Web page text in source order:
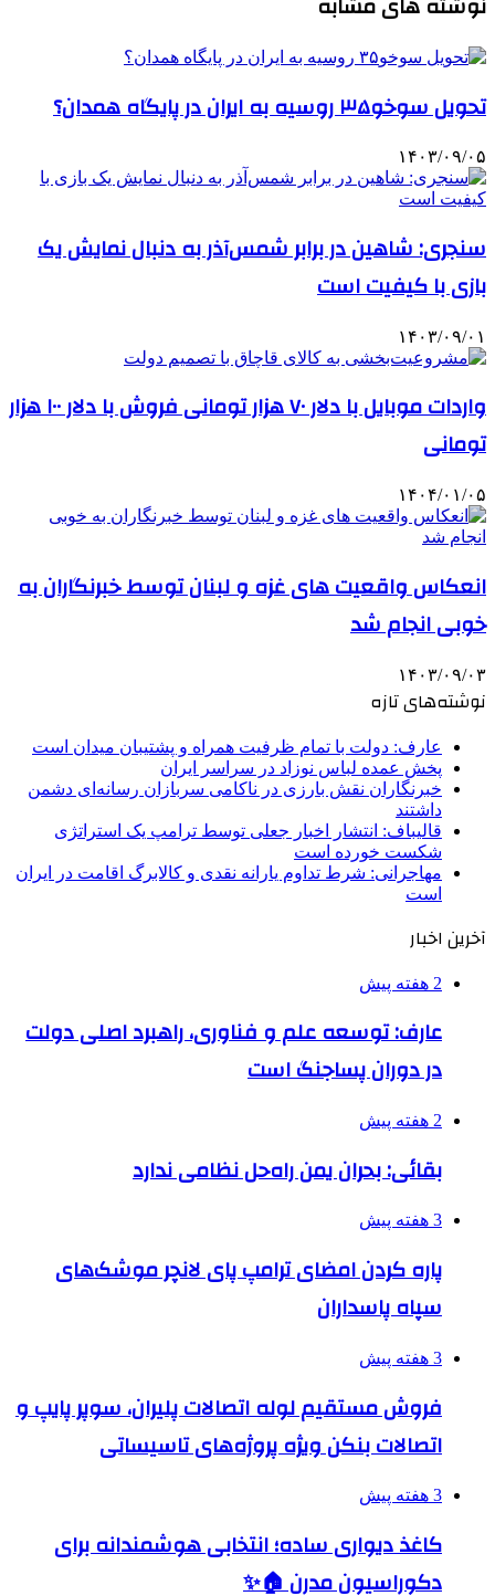
تحویل سوخو۳۵ روسیه به ایران در پایگاه همدان؟
۱۴۰۳/۰۹/۰۵
سنجری: شاهین در برابر شمس‌آذر به دنبال نمایش یک
بازی با کیفیت است
۱۴۰۳/۰۹/۰۱
واردات موبایل با دلار ۷۰ هزار تومانی فروش با دلار ۱۰۰ هزار
تومانی
۱۴۰۴/۰۱/۰۵
انعکاس واقعیت های غزه و لبنان توسط خبرنگاران به
خوبی انجام شد
۱۴۰۳/۰۹/۰۳
نوشته‌های تازه
عارف: دولت با تمام ظرفیت همراه و پشتیبان میدان است
پخش عمده لباس نوزاد در سراسر ایران
خبرنگاران نقش بارزی در ناکامی سربازان رسانه‌ای دشمن
داشتند
قالیباف: انتشار اخبار جعلی توسط ترامپ یک استراتژی
شکست خورده است
مهاجرانی: شرط تداوم یارانه نقدی و کالابرگ اقامت در ایران
است
آخرین اخبار
2 هفته پیش
عارف: توسعه علم و فناوری، راهبرد اصلی دولت
در دوران پساجنگ است
2 هفته پیش
بقائی: بحران یمن راه‌حل نظامی ندارد
3 هفته پیش
پاره کردن امضای ترامپ پای لانچر موشک‌های
سپاه پاسداران
3 هفته پیش
فروش مستقیم لوله اتصالات پلیران، سوپر پایپ و
اتصالات بنکن ویژه پروژه‌های تاسیساتی
3 هفته پیش
کاغذ دیواری ساده؛ انتخابی هوشمندانه برای
دکوراسیون مدرن 🏠✨